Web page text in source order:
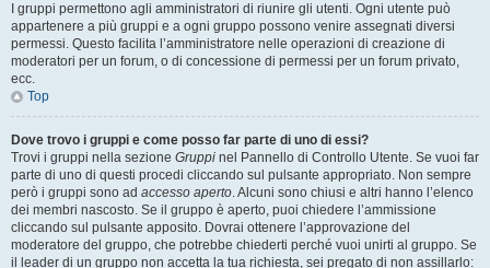
I gruppi permettono agli amministratori di riunire gli utenti. Ogni utente può
appartenere a più gruppi e a ogni gruppo possono venire assegnati diversi
permessi. Questo facilita l’amministratore nelle operazioni di creazione di
moderatori per un forum, o di concessione di permessi per un forum privato,
ecc.
Top
Dove trovo i gruppi e come posso far parte di uno di essi?
Trovi i gruppi nella sezione Gruppi nel Pannello di Controllo Utente. Se vuoi far
parte di uno di questi procedi cliccando sul pulsante appropriato. Non sempre
però i gruppi sono ad accesso aperto. Alcuni sono chiusi e altri hanno l’elenco
dei membri nascosto. Se il gruppo è aperto, puoi chiedere l’ammissione
cliccando sul pulsante apposito. Dovrai ottenere l’approvazione del
moderatore del gruppo, che potrebbe chiederti perché vuoi unirti al gruppo. Se
il leader di un gruppo non accetta la tua richiesta, sei pregato di non assillarlo: